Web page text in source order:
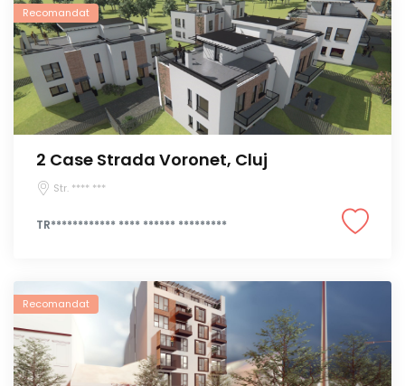
Recomandat
2 Case Strada Voronet, Cluj
Str. **** ***
TR************ **** ****** *********
Recomandat